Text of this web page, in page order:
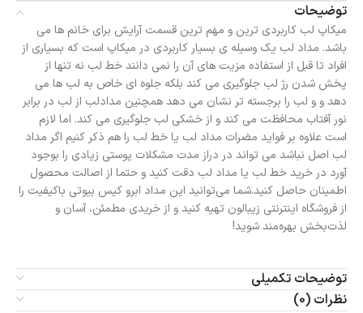
توضیحات
میکاپ لب کاربردی ترین و مهم ترین قسمت آرایش برای خانم ها می
باشد. مداد لب یک وسیله ی بسیار کاربردی در میکاپ است که بسیاری از
افراد تا قبل از استفاده مزیت های آن را نمی دانند خط لب نه تنها از
پخش شدن رژ لب جلوگیری می کند بلکه جلوه ای خاص به لب ها می
دهد و و لب را برجسته تر نشان می دهد همچنین مدادلب از لب در برابر
نور آفتاب محافظت می کند و از خشکی لب جلوگیری می کند. اما لازم
است علاوه بر فواید مضرات مداد لب یا خط لب را هم ذکر کنیم اگر مداد
لب اصل نباشد می تواند در دراز مدت مشکلات پوستی زیادی را بوجود
آورد در خرید خط لب یا مداد لب دقت کنید و حتما از اصالت محصول
اطمینان حاصل کنید.شما می‌توانید این مداد ابرو کیس بیوتی باکیفیت را
از فروشگاه اینترنتی زیبالون تهیه کنید و از خریدی مطمئن، آسان و
لذت‌بخش بهره‌مند شوید!
توضیحات تکمیلی
نظرات (0)